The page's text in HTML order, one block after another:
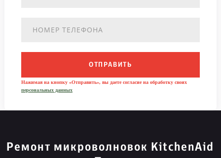
ОТПРАВИТЬ
Нажимая на кнопку «Отправить», вы даете согласие на обработку своих
персональных данных
Ремонт микроволновок KitchenAid